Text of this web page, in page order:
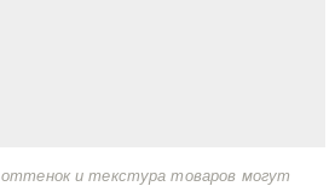
и текстура товаров могут